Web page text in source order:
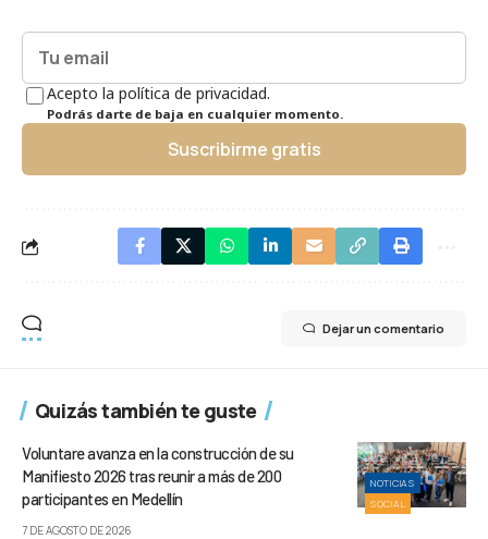
Acepto la política de privacidad.
Podrás darte de baja en cualquier momento.
Suscribirme gratis
Dejar un comentario
Quizás también te guste
NOTICIAS
SOCIAL
Voluntare avanza en la construcción de su
Manifiesto 2026 tras reunir a más de 200
participantes en Medellín
7 DE AGOSTO DE 2026